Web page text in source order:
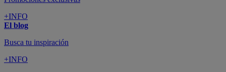
+INFO
El blog
Busca tu inspiración
+INFO